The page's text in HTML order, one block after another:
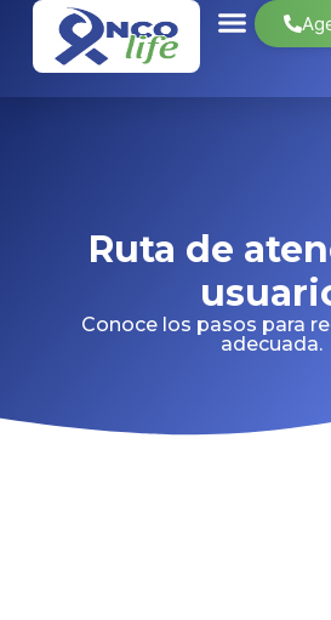
Ruta de
Conoce los pasos para
adecuada.